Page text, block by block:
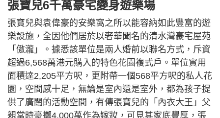
張寶兒6千萬豪宅變身遊樂場
張寶兒與袁偉豪的安樂窩之所以能容納如此豐富的遊
樂設施，全因他們居於以奢華聞名的清水灣豪宅屋苑
「傲瀧」。據悉該單位是兩人婚前以聯名方式，斥資
超過6,568萬港元購入的特色花園複式戶。單位實用
面積達2,205平方呎，更附帶一個568平方呎的私人花
園，空間感十足，無論是室內還是室外，都為孩子提
供了廣闊的活動空間，有傳張寶兒的「內衣大王」父
親當時豪擲4,000萬作為嫁妝，可見其家底豐厚，張